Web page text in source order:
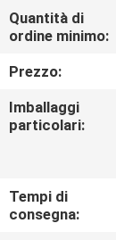
DI
QUALITÀ
NOTIZIE
Quantità di
ordine minimo:
Prezzo:
Imballaggi
particolari:
Tempi di
consegna: